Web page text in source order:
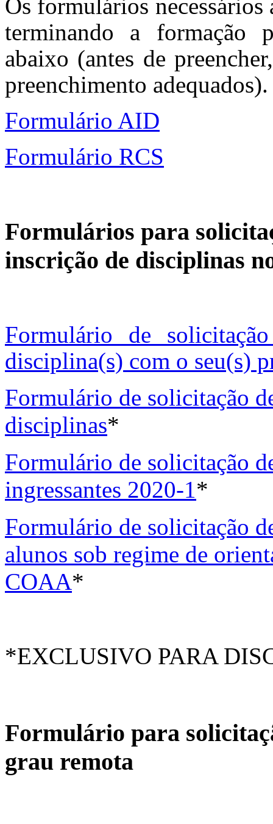
Os formulários
terminando a formação
abaixo (antes de
preenchimento adequados).
Formulário AID
Formulário RCS
Formulários para
inscrição de disciplinas
Formulário de
disciplina(s) com o seu(s)
Formulário de solicitação
disciplinas*
Formulário de solicitação
ingressantes 2020-1*
Formulário de solicitação
alunos sob regime de
COAA*
*EXCLUSIVO PARA
Formulário para
grau remota